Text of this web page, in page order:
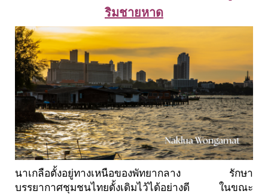
ริมชายหาด
นาเกลือตั้งอยู่ทางเหนือของพัทยากลาง รักษา
บรรยากาศชุมชนไทยดั้งเดิมไว้ได้อย่างดี ในขณะ